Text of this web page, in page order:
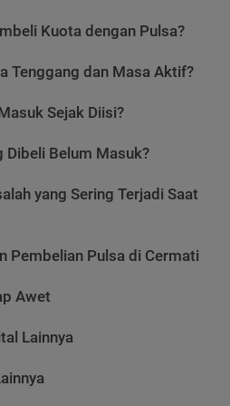
Kuota dengan Pulsa?
Tenggang dan Masa Aktif?
Sejak Diisi?
Dibeli Belum Masuk?
yang Sering Terjadi Saat
Pembelian Pulsa di Cermati
Awet
Lainnya